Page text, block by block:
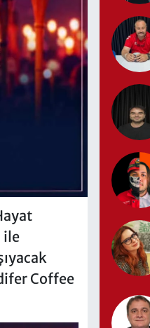
ile
Coffee